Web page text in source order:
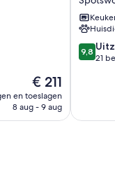
De
prijs
is
€ 211
en toeslagen
8 aug - 9 aug
in
the
Hurunui.
9.8
van
9,8
21